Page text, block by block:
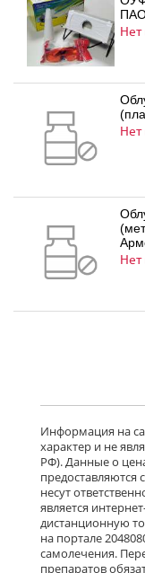
Нет
Нет
Нет
Информация на
характер и не
РФ). Данные о
несут
является
дистанционную
на портале
самолечения.
препаратов